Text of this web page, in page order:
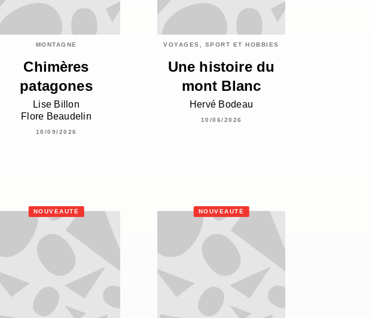
MONTAGNE
Chimères
patagones
Lise Billon
Flore Beaudelin
10/09/2026
VOYAGES, SPORT ET HOBBIES
Une histoire du
mont Blanc
Hervé Bodeau
10/06/2026
NOUVEAUTÉ NOUVEAUTÉ